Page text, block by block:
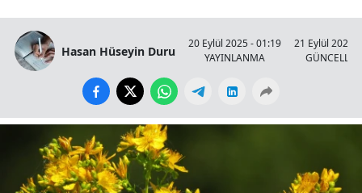
Hasan Hüseyin Duru
20 Eylül 2025 - 01:19
YAYINLANMA
21 Eylül 2025